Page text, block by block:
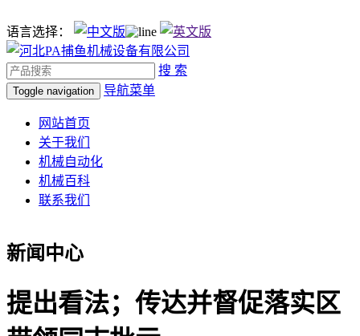
语言选择：
搜 索
Toggle navigation 导航菜单
网站首页
关于我们
机械自动化
机械百科
联系我们
新闻中心
提出看法；传达并督促落实区